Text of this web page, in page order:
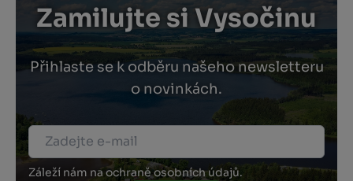
Zamilujte si Vysočinu
Přihlaste se k odběru našeho newsletteru
o novinkách.
Záleží nám na ochraně osobních údajů.